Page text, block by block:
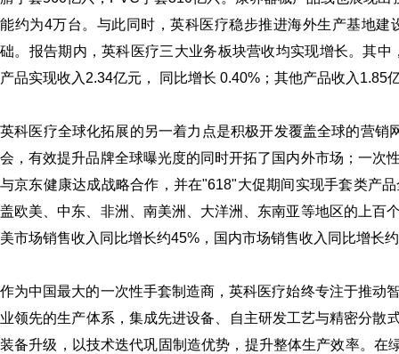
能约为4万台。与此同时，英科医疗稳步推进海外生产基地
础。报告期内，英科医疗三大业务板块营收均实现增长。其
产品实现收入2.34亿元， 同比增长 0.40%；其他产品收入1.85
英科医疗全球化拓展的另一着力点是积极开发覆盖全球的营
会，有效提升品牌全球曝光度的同时开拓了国内外市场；一次
与京东健康达成战略合作，并在"618"大促期间实现手套类产
盖欧美、中东、非洲、南美洲、大洋洲、东南亚等地区的上百
美市场销售收入同比增长约45%，国内市场销售收入同比增长
作为中国最大的一次性手套制造商，英科医疗始终专注于推动
业领先的生产体系，集成先进设备、自主研发工艺与精密分
装备升级，以技术迭代巩固制造优势，提升整体生产效率。